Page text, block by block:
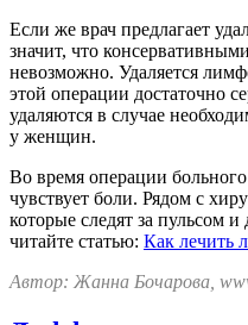
Если же врач предлагает
значит, что
невозможно. Удаляется
этой операции достаточно
удаляются в случае
у женщин.
Во время операции
чувствует боли. Рядом с
которые следят за пульсом
читайте статью: Как лечить
Автор: Жанна Бочарова,